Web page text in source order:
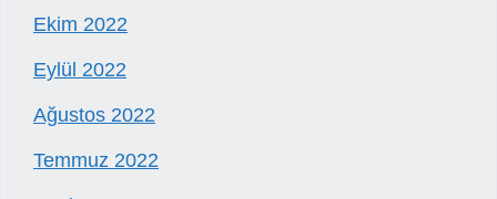
Ekim 2022
Eylül 2022
Ağustos 2022
Temmuz 2022